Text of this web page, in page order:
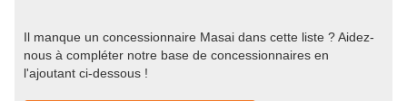
Il manque un concessionnaire Masai dans cette liste ? Aidez-
nous à compléter notre base de concessionnaires en
l'ajoutant ci-dessous !